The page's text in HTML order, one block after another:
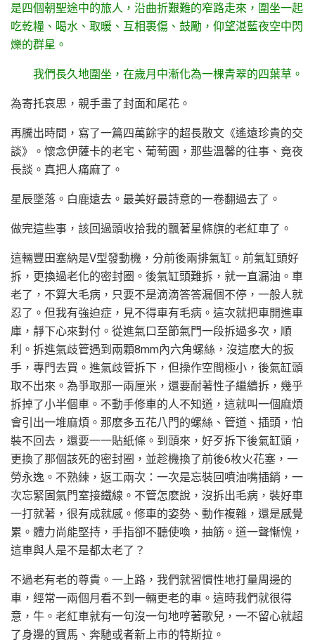
是四個朝聖途中的旅人，沿曲折艱難的窄路走來，圍坐一起
吃乾糧、喝水、取暖、互相裹傷、鼓勵，仰望湛藍夜空中閃
爍的群星。
我們長久地圍坐，在歲月中漸化為一棵青翠的四葉草。
為寄托哀思，親手畫了封面和尾花。
再騰出時間，寫了一篇四萬餘字的超長散文《遙遠珍貴的交
談》。懷念伊薩卡的老宅、葡萄園，那些溫馨的往事、竟夜
長談。真把人痛麻了。
星辰墜落。白鹿遠去。最美好最詩意的一卷翻過去了。
做完這些事，該回過頭收拾我的飄著星條旗的老紅車了。
這輛豐田塞納是V型發動機，分前後兩排氣缸。前氣缸頭好
拆，更換過老化的密封圈。後氣缸頭難拆，就一直漏油。車
老了，不算大毛病，只要不是滴滴答答漏個不停，一般人就
忍了。但我有強迫症，見不得車有毛病。這次就把車開進車
庫，靜下心來對付。從進氣口至節氣門一段拆過多次，順
利。拆進氣歧管遇到兩顆8mm內六角螺絲，沒這麽大的扳
手，專門去買。進氣歧管拆下，但操作空間極小，後氣缸頭
取不出來。為爭取那一兩厘米，還要耐著性子繼續拆，幾乎
拆掉了小半個車。不動手修車的人不知道，這就叫一個麻煩
會引出一堆麻煩。那麽多五花八門的螺絲、管道、插頭，怕
裝不回去，還要一一貼紙條。到頭來，好歹拆下後氣缸頭，
更換了那個該死的密封圈，並趁機換了前後6枚火花塞，一
勞永逸。不熟練，返工兩次：一次是忘裝回噴油嘴插銷，一
次忘緊固氣門室接鐵線。不管怎麽說，沒拆出毛病，裝好車
一打就著，很有成就感。修車的姿勢、動作複雜，還是感覺
累。體力尚能堅持，手指卻不聽使喚，抽筋。道一聲慚愧，
這車與人是不是都太老了？
不過老有老的尊貴。一上路，我們就習慣性地打量周邊的
車，經常一兩個月看不到一輛更老的車。這時我們就很得
意，牛。老紅車就有一句沒一句地哼著歌兒，一不留心就超
了身邊的寶馬、奔馳或者新上市的特斯拉。